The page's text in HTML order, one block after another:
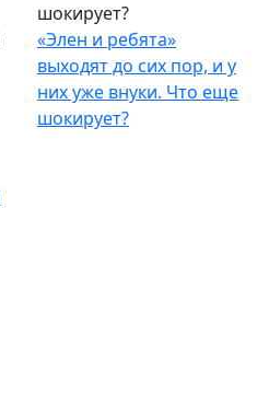
шокирует?
«Элен и ребята»
выходят до сих пор, и у
них уже внуки. Что еще
шокирует?